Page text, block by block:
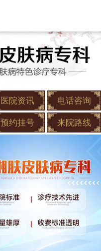
医院资讯 电话咨询
预约挂号 来院路线